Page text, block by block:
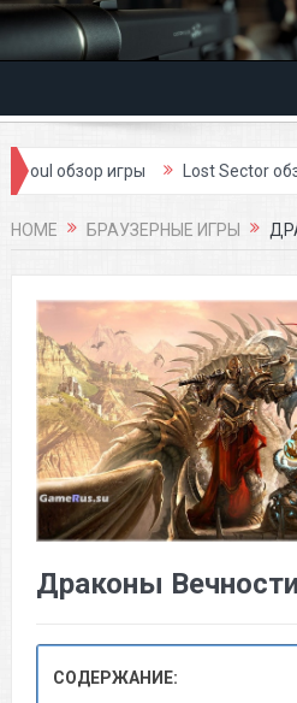
обзор игры Lost Sector обзор
HOME БРАУЗЕРНЫЕ ИГРЫ
Драконы
СОДЕРЖАНИЕ: